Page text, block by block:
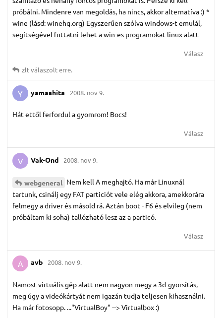
próbálni. Mindenre van megoldás, ha nincs, akkor alternatíva :) *
wine (lásd: winehq.org) Egyszerűen szólva windows-t emulál,
segítségével futtatni lehet a win-es programokat linux alatt
Válasz
zltválaszolt erre.
Y yamashita 2008. nov 9.
Hát ettől ferfordul a gyomrom! Bocs!
Válasz
V Vak-Ond 2008. nov 9.
webgeneral Nem kell A meghajtó. Ha már Linuxnál
tartunk, csinálj egy FAT particiót vele elég akkora, amekkorára
felmegy a driver és másold rá. Aztán boot - F6 és elvileg (nem
próbáltam ki soha) tallózható lesz az a particó.
Válasz
A avb 2008. nov 9.
Namost virtuális gép alatt nem nagyon megy a 3d-gyorsítás,
meg úgy a videókártyát nem igazán tudja teljesen kihasználni.
Ha már fotosopp. ..."VirtualBoy" --> Virtualbox :)